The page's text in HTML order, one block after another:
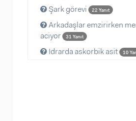
Şark görevi 22 Yanıt
Arkadaşlar emzirirken
aciyor
31 Yanıt
Idrarda askorbik asit 10